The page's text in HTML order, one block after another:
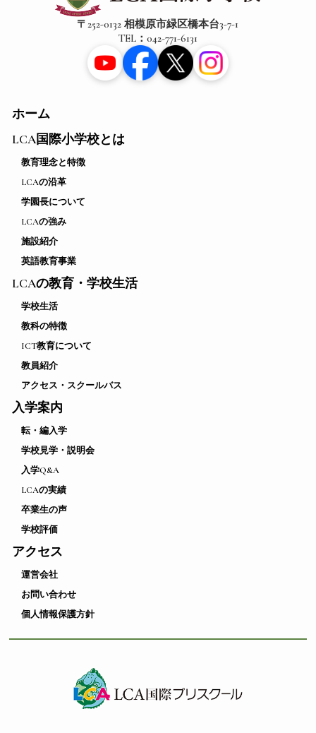
〒252-0132 相模原市緑区橋本台3-7-1
TEL：042-771-6131
ホーム
LCA国際小学校とは
教育理念と特徴
LCAの沿革
学園長について
LCAの強み
施設紹介
英語教育事業
LCAの教育・学校生活
学校生活
教科の特徴
ICT教育について
教員紹介
アクセス・スクールバス
入学案内
転・編入学
学校見学・説明会
入学Q&A
LCAの実績
卒業生の声
学校評価
アクセス
運営会社
お問い合わせ
個人情報保護方針